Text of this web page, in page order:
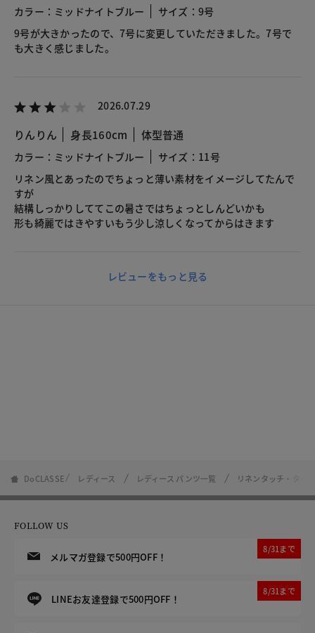
カラー：ミッドナイトブルー
サイズ：9号
9号が大きかったので、7号に変更していただきました。7号で
も大きく感じました。
2026.07.29
りんりん 身長160cm 体型普通
カラー：ミッドナイトブルー
サイズ：11号
リネン風とあったのでちょっと薄い素材をイメージしてたんで
すが
結構しっかりしててこの暑さではちょっとしんどいかも
形も綺麗ではきやすいもう少し涼しくなってからはきます
レビューをもっと見る
DoCLASSE レディース レディース パンツ一覧 リネンタッチ・タッ
FOLLOW US
メルマガ登録で500円OFF！
8/31まで
LINEお友達登録で500円OFF！
8/31まで